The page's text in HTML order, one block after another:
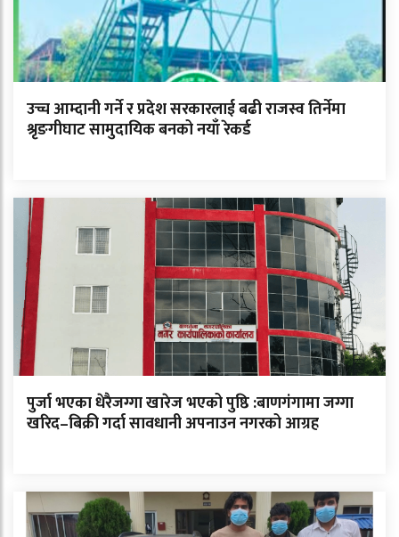
उच्च आम्दानी गर्ने र प्रदेश सरकारलाई बढी राजस्व तिर्नेमा
श्रृङगीघाट सामुदायिक बनको नयाँ रेकर्ड
पुर्जा भएका धेरैजग्गा खारेज भएको पुष्ठि :बाणगंगामा जग्गा
खरिद–बिक्री गर्दा सावधानी अपनाउन नगरको आग्रह